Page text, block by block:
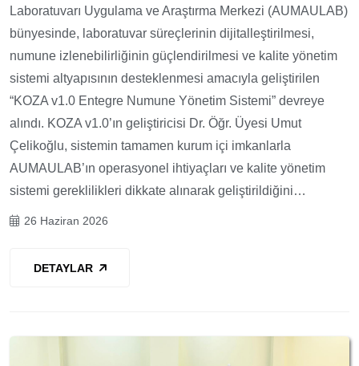
Laboratuvarı Uygulama ve Araştırma Merkezi (AUMAULAB)
bünyesinde, laboratuvar süreçlerinin dijitalleştirilmesi,
numune izlenebilirliğinin güçlendirilmesi ve kalite yönetim
sistemi altyapısının desteklenmesi amacıyla geliştirilen
“KOZA v1.0 Entegre Numune Yönetim Sistemi” devreye
alındı. KOZA v1.0’ın geliştiricisi Dr. Öğr. Üyesi Umut
Çelikoğlu, sistemin tamamen kurum içi imkanlarla
AUMAULAB’ın operasyonel ihtiyaçları ve kalite yönetim
sistemi gereklilikleri dikkate alınarak geliştirildiğini…
26 Haziran 2026
DETAYLAR